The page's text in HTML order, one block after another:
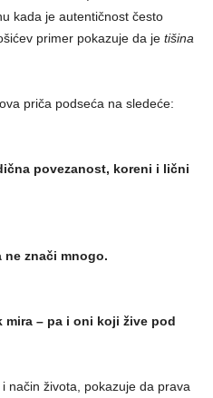
kada je autentičnost često
primer pokazuje da je tišina
priča podseća na sledeće:
povezanost, koreni i lični
ne znači mnogo.
– pa i oni koji žive pod
način života, pokazuje da prava